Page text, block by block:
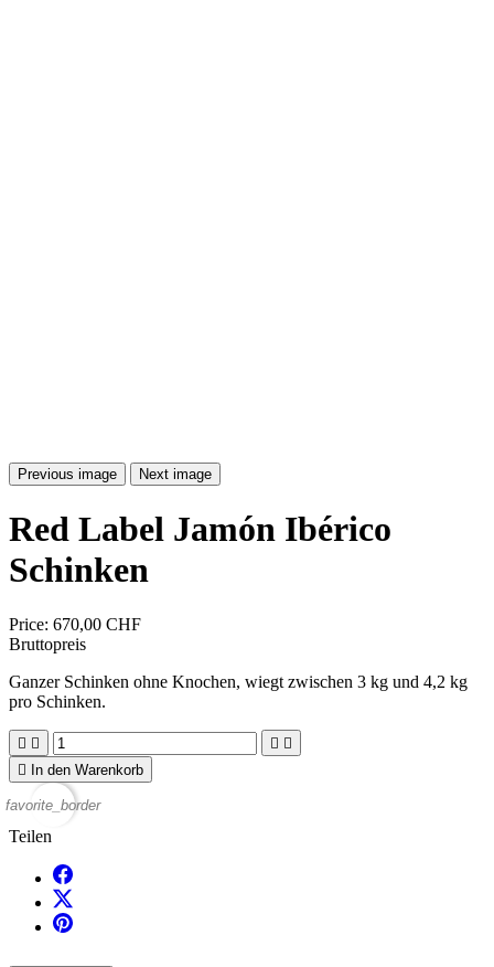
Previous image Next image
Red Label Jamón Ibérico
Schinken
Price: 670,00 CHF
Bruttopreis
Ganzer Schinken ohne Knochen, wiegt zwischen 3 kg und 4,2 kg
pro Schinken.
   

In den Warenkorb
favorite_border
Teilen